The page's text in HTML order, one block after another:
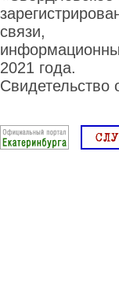
связи,
2021 года.